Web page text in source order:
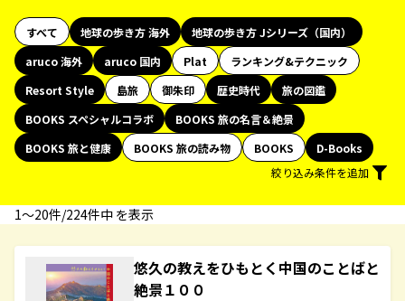
すべて 地球の歩き方 海外
地球の歩き方 Jシリーズ（国内）
aruco 海外
aruco 国内 Plat
ランキング&テクニック
Resort Style
島旅 御朱印 歴史時代
旅の図鑑
BOOKS スペシャルコラボ
BOOKS 旅の名言＆絶景
BOOKS 旅と健康
BOOKS 旅の読み物 BOOKS
D-Books
絞り込み条件を追加
1〜20件/224件中 を表示
悠久の教えをひもとく中国のことばと
絶景１００